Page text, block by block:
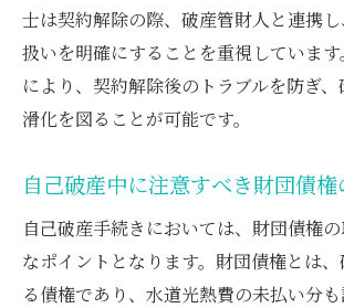
士は契約解除の際、破産管財人と連携
扱いを明確にすることを重視していま
により、契約解除後のトラブルを防ぎ
滑化を図ることが可能です。
自己破産中に注意すべき財団債
自己破産手続きにおいては、財団債権
なポイントとなります。財団債権とは
る債権であり、水道光熱費の未払い分